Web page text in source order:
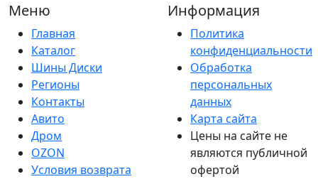
Меню
Главная
Каталог
Шины Диски
Регионы
Контакты
Авито
Дром
OZON
Условия возврата
Информация
Политика
конфиденциальности
Обработка
персональных
данных
Карта сайта
Цены на сайте не
являются публичной
офертой